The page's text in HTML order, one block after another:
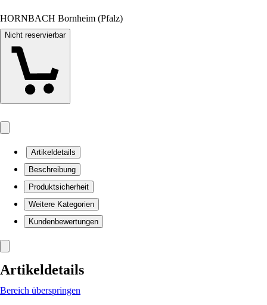
HORNBACH Bornheim (Pfalz)
Nicht reservierbar
Artikeldetails
Beschreibung
Produktsicherheit
Weitere Kategorien
Kundenbewertungen
Artikeldetails
Bereich überspringen